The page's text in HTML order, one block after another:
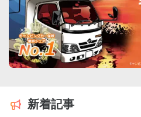
新着記事